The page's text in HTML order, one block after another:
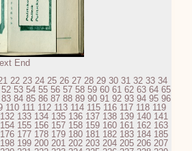
End
22 23 24 25 26 27 28 29 30 31 32 33 34
52 53 54 55 56 57 58 59 60 61 62 63 64 65
83 84 85 86 87 88 89 90 91 92 93 94 95 96
110 111 112 113 114 115 116 117 118 119
132 133 134 135 136 137 138 139 140 141
154 155 156 157 158 159 160 161 162 163
176 177 178 179 180 181 182 183 184 185
198 199 200 201 202 203 204 205 206 207